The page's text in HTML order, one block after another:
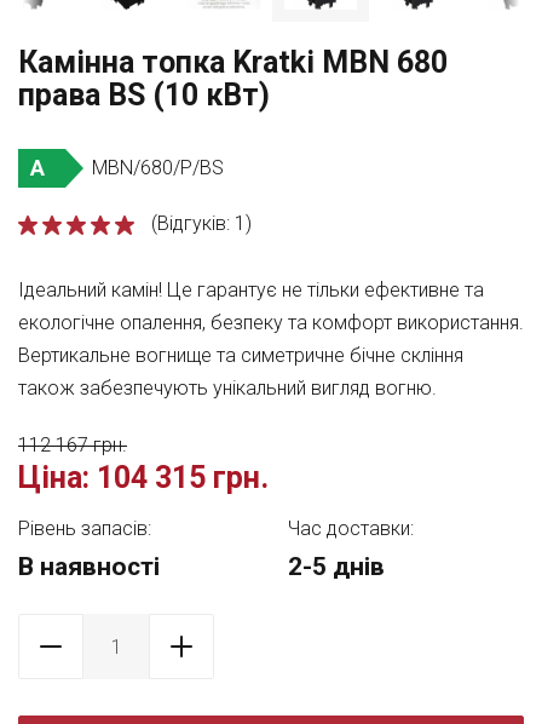
Камінна топка Kratki MBN 680
права BS (10 кВт)
A MBN/680/P/BS
(Відгуків: 1)
Ідеальний камін! Це гарантує не тільки ефективне та
екологічне опалення, безпеку та комфорт використання.
Вертикальне вогнище та симетричне бічне скління
також забезпечують унікальний вигляд вогню.
Ціна: 104 315 грн.
112 167 грн.
Рівень запасів:
В наявності
Час доставки:
2-5 днів